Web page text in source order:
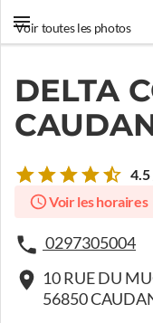
Voir toutes les photos
DELTA
4.5
Voir les horaires
0297305004
10 RUE DU
56850